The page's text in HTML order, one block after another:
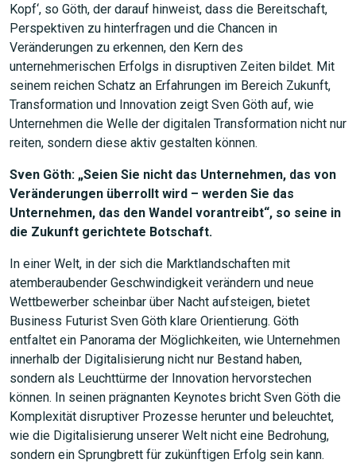
Kopf‘, so Göth, der darauf hinweist, dass die Bereitschaft,
Perspektiven zu hinterfragen und die Chancen in
Veränderungen zu erkennen, den Kern des
unternehmerischen Erfolgs in disruptiven Zeiten bildet. Mit
seinem reichen Schatz an Erfahrungen im Bereich Zukunft,
Transformation und Innovation zeigt Sven Göth auf, wie
Unternehmen die Welle der digitalen Transformation nicht nur
reiten, sondern diese aktiv gestalten können.
Sven Göth: „Seien Sie nicht das Unternehmen, das von
Veränderungen überrollt wird – werden Sie das
Unternehmen, das den Wandel vorantreibt“, so seine in
die Zukunft gerichtete Botschaft.
In einer Welt, in der sich die Marktlandschaften mit
atemberaubender Geschwindigkeit verändern und neue
Wettbewerber scheinbar über Nacht aufsteigen, bietet
Business Futurist Sven Göth klare Orientierung. Göth
entfaltet ein Panorama der Möglichkeiten, wie Unternehmen
innerhalb der Digitalisierung nicht nur Bestand haben,
sondern als Leuchttürme der Innovation hervorstechen
können. In seinen prägnanten Keynotes bricht Sven Göth die
Komplexität disruptiver Prozesse herunter und beleuchtet,
wie die Digitalisierung unserer Welt nicht eine Bedrohung,
sondern ein Sprungbrett für zukünftigen Erfolg sein kann.
JETZT SUCHEN